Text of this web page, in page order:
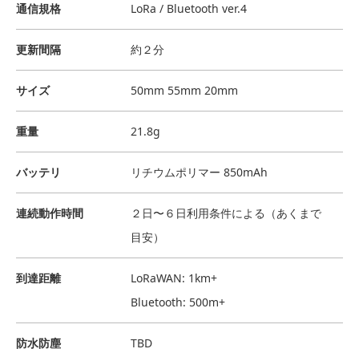
通信規格 LoRa / Bluetooth ver.4
更新間隔 約２分
サイズ 50mm 55mm 20mm
重量 21.8g
バッテリ リチウムポリマー 850mAh
連続動作時間
２日〜６日利用条件による（あくまで
目安）
到達距離
LoRaWAN: 1km+
Bluetooth: 500m+
防水防塵 TBD